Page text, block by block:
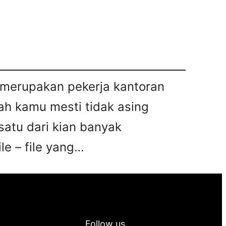
pekerja kantoran
kamu mesti tidak asing
dari kian banyak
– file yang…
Follow us